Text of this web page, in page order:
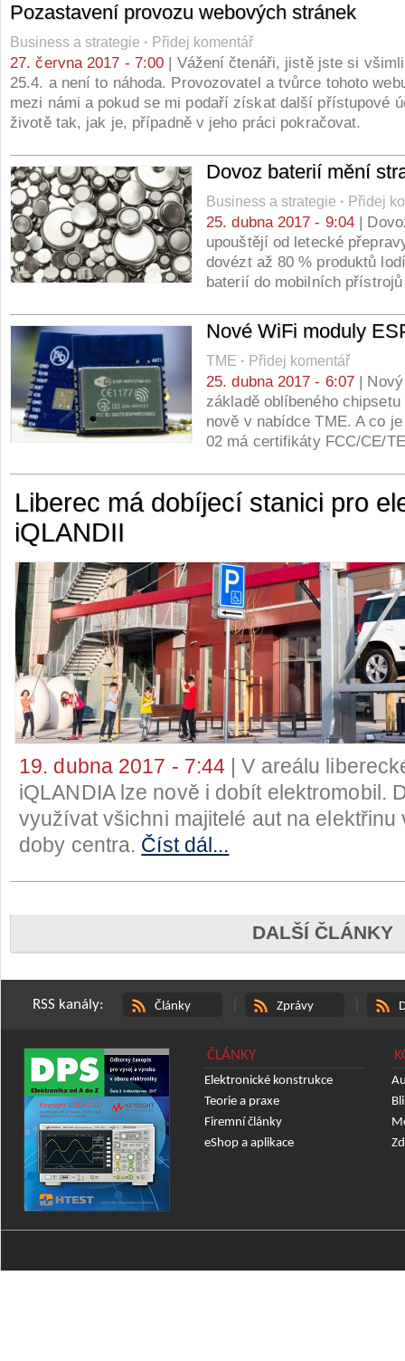
Pozastavení provozu webových stránek
Business a strategie · Přidej komentář
27. června 2017 - 7:00 | Vážení čtenáři, jistě jste si
25.4. a není to náhoda. Provozovatel a tvůrce tohoto
mezi námi a pokud se mi podaří získat další přístupové
životě tak, jak je, případně v jeho práci pokračovat.
Dovoz baterií mění
Business a strategie · Přidej
25. dubna 2017 - 9:04 |
upouštějí od letecké
dovézt až 80 % produktů
baterií do mobilních
Nové WiFi moduly
TME · Přidej komentář
25. dubna 2017 - 6:07 |
základě oblíbeného
nově v nabídce TME. A co
02 má certifikáty FCC/CE/
Liberec má dobíjecí stanici pro
iQLANDII
19. dubna 2017 - 7:44 | V areálu
iQLANDIA lze nově i dobít elektromobil.
využívat všichni majitelé aut na
doby centra. Číst dál...
DALŠÍ ČLÁNKY
RSS kanály: Články Zprávy
ČLÁNKY
Elektronické konstrukce
Teorie a praxe
Firemní články
eShop a aplikace